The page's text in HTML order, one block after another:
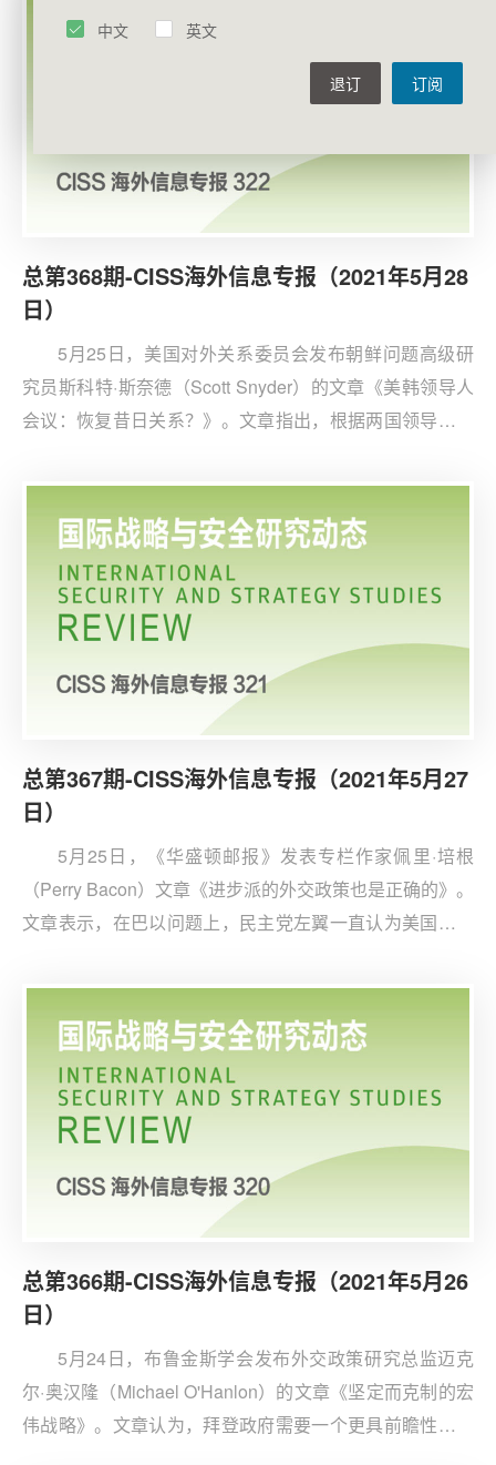
总第368期-CISS海外信息专报（2021年5月28
日）
5月25日，美国对外关系委员会发布朝鲜问题高级研
究员斯科特·斯奈德（Scott Snyder）的文章《美韩领导人
会议：恢复昔日关系？》。文章指出，根据两国领导人在
变化和半岛无核化等方面开展合作。
总第367期-CISS海外信息专报（2021年5月27
日）
5月25日，《华盛顿邮报》发表专栏作家佩里·培根
（Perry Bacon）文章《进步派的外交政策也是正确的》。
文章表示，在巴以问题上，民主党左翼一直认为美国与以
二等公民，也是战略失败——没有为该地区带来和平，近
期紧张的巴以冲突局势证实了这一点。拜登没有改变对以
色列的支持，但在其他对外议题上，总统已经接受了左派
的立场：从阿富汗撤军、限制无人机袭击、加大力度接纳
难民，以及支持放松对新冠疫苗的专利保护等。
总第366期-CISS海外信息专报（2021年5月26
日）
5月24日，布鲁金斯学会发布外交政策研究总监迈克
尔·奥汉隆（Michael O'Hanlon）的文章《坚定而克制的宏
伟战略》。文章认为，拜登政府需要一个更具前瞻性和远
中文 英文
订阅
退订